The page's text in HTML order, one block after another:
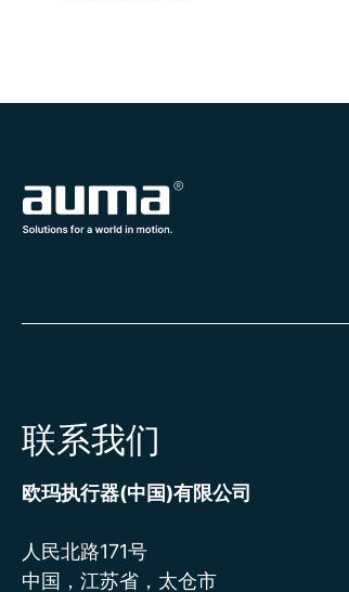
联系我们
欧玛执行器(中国)有限公司
人民北路171号
中国，江苏省，太仓市